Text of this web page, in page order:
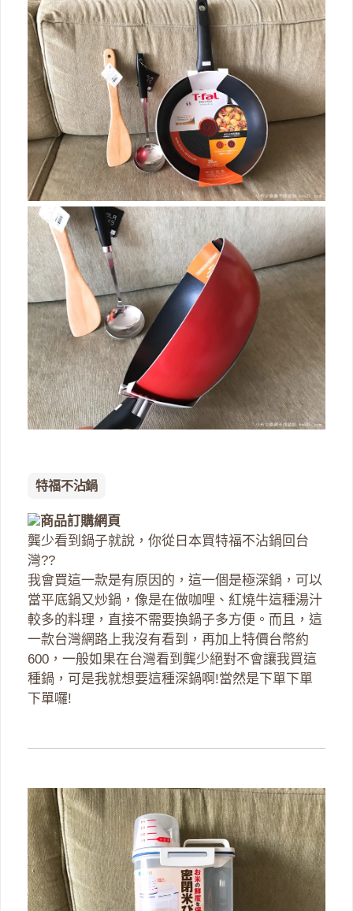
特福不沾鍋
商品訂購網頁
龔少看到鍋子就說，你從日本買特福不沾鍋回台
灣??
我會買這一款是有原因的，這一個是極深鍋，可以
當平底鍋又炒鍋，像是在做咖哩、紅燒牛這種湯汁
較多的料理，直接不需要換鍋子多方便。而且，這
一款台灣網路上我沒有看到，再加上特價台幣約
600，一般如果在台灣看到龔少絕對不會讓我買這
種鍋，可是我就想要這種深鍋啊!當然是下單下單
下單囉!